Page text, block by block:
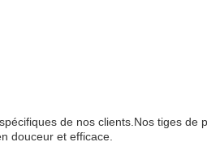
de nos clients.Nos tiges de
douceur et efficace.